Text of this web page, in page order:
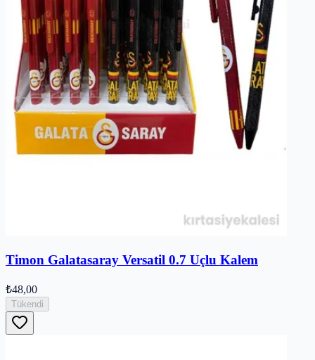
Timon Galatasaray Versatil 0.7 Uçlu Kalem
₺48,00
Tükendi